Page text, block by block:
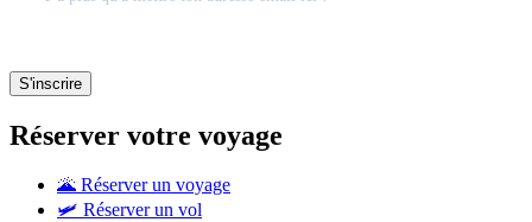
Réserver votre voyage
🌋 Réserver un voyage
🛩 Réserver un vol